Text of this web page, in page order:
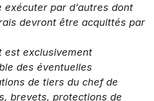
exécuter par d’autres dont
devront être acquittés par
est exclusivement
des éventuelles
de tiers du chef de
brevets, protections de